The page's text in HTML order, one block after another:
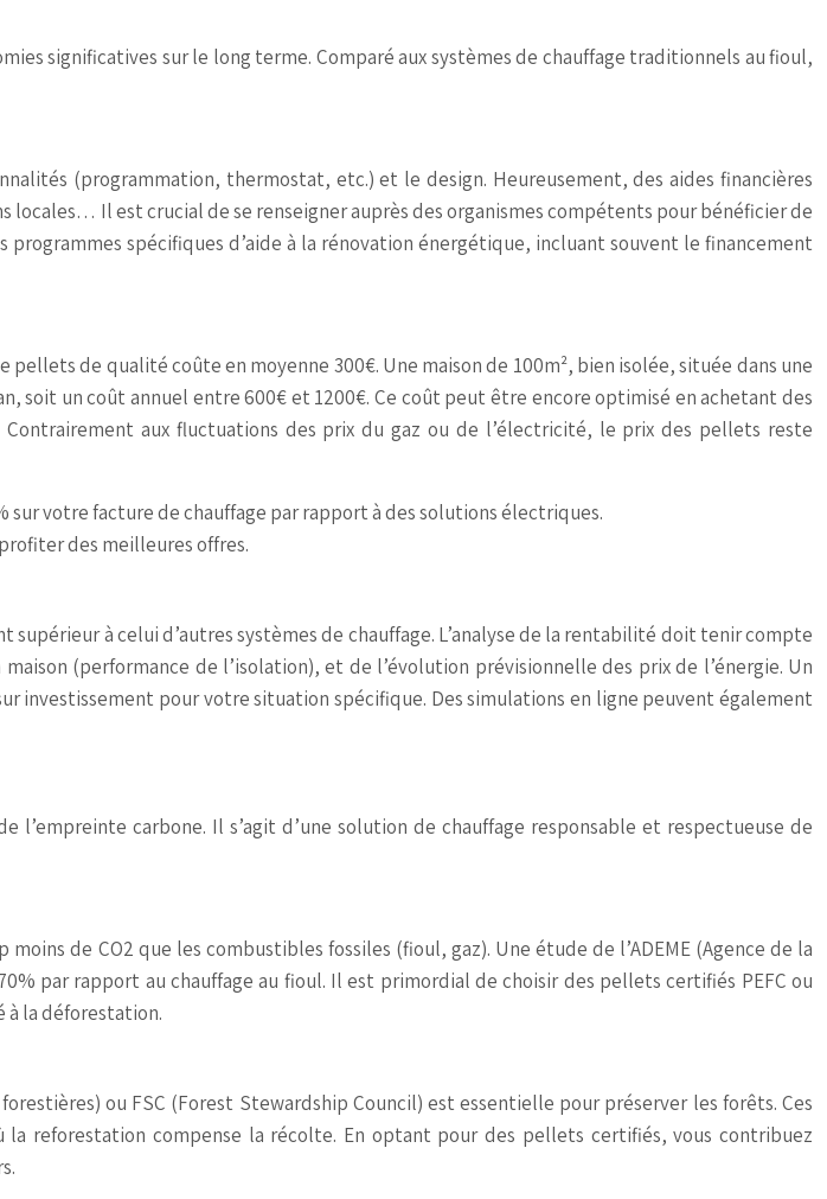
significatives sur le long terme. Comparé aux systèmes de chauffage traditionnels au fioul,
(programmation, thermostat, etc.) et le design. Heureusement, des aides financières
Il est crucial de se renseigner auprès des organismes compétents pour bénéficier de
spécifiques d’aide à la rénovation énergétique, incluant souvent le financement
de qualité coûte en moyenne 300€. Une maison de 100m², bien isolée, située dans une
un coût annuel entre 600€ et 1200€. Ce coût peut être encore optimisé en achetant des
aux fluctuations des prix du gaz ou de l’électricité, le prix des pellets reste
sur votre facture de chauffage par rapport à des solutions électriques.
des meilleures offres.
à celui d’autres systèmes de chauffage. L’analyse de la rentabilité doit tenir compte
(performance de l’isolation), et de l’évolution prévisionnelle des prix de l’énergie. Un
investissement pour votre situation spécifique. Des simulations en ligne peuvent également
carbone. Il s’agit d’une solution de chauffage responsable et respectueuse de
de CO2 que les combustibles fossiles (fioul, gaz). Une étude de l’ADEME (Agence de la
par rapport au chauffage au fioul. Il est primordial de choisir des pellets certifiés PEFC ou
la déforestation.
ou FSC (Forest Stewardship Council) est essentielle pour préserver les forêts. Ces
reforestation compense la récolte. En optant pour des pellets certifiés, vous contribuez